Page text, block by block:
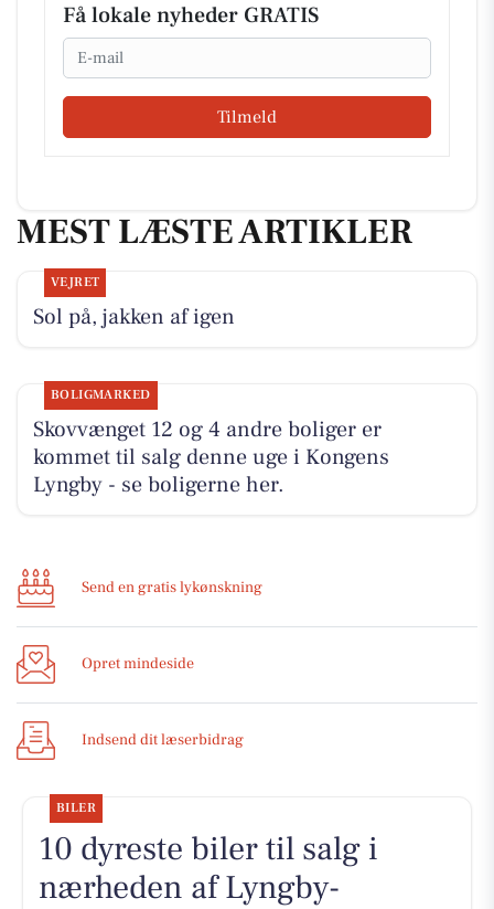
Få lokale nyheder GRATIS
Email
Tilmeld
MEST LÆSTE ARTIKLER
VEJRET
Sol på, jakken af igen
BOLIGMARKED
Skovvænget 12 og 4 andre boliger er
kommet til salg denne uge i Kongens
Lyngby - se boligerne her.
Send en gratis lykønskning
Opret mindeside
Indsend dit læserbidrag
BILER
10 dyreste biler til salg i
nærheden af Lyngby-